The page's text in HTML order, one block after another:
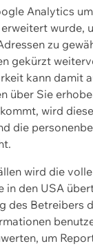
Analytics
wurde,
zu
gekürzt
kann damit
über Sie
wird
die
wird die
in den USA
des Betreibers
um